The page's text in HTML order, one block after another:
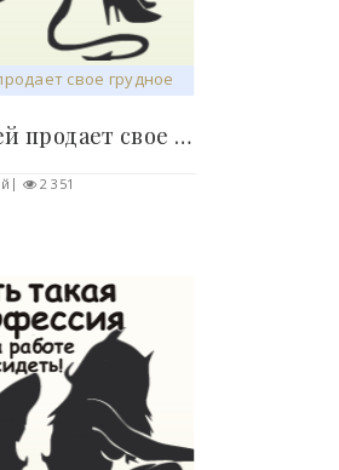
Мама двоих детей продает свое грудное молоко..
2 351